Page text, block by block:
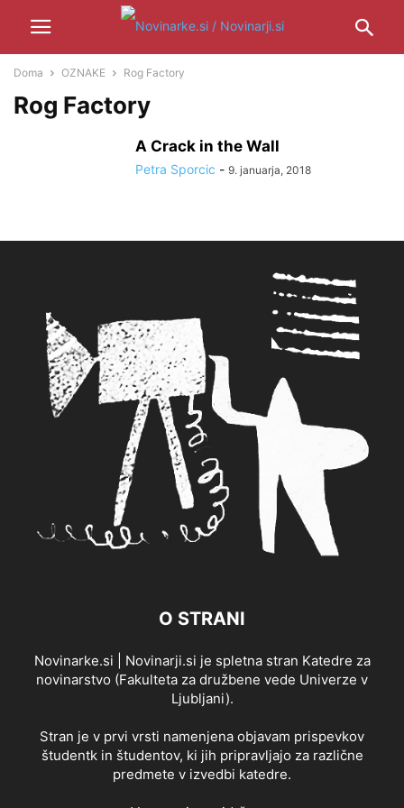
Doma OZNAKE Rog Factory
Rog Factory
A Crack in the Wall
Petra Sporcic - 9. januarja, 2018
O STRANI
Novinarke.si | Novinarji.si je spletna stran Katedre za
novinarstvo (Fakulteta za družbene vede Univerze v
Ljubljani).
Stran je v prvi vrsti namenjena objavam prispevkov
študentk in študentov, ki jih pripravljajo za različne
predmete v izvedbi katedre.